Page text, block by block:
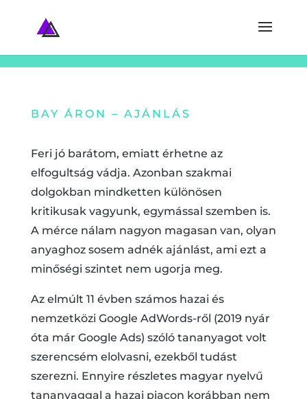
BAY ÁRON – AJÁNLÁS
Feri jó barátom, emiatt érhetne az
elfogultság vádja. Azonban szakmai
dolgokban mindketten különösen
kritikusak vagyunk, egymással szemben is.
A mérce nálam nagyon magasan van, olyan
anyaghoz sosem adnék ajánlást, ami ezt a
minőségi szintet nem ugorja meg.
Az elmúlt 11 évben számos hazai és
nemzetközi Google AdWords-ről (2019 nyár
óta már Google Ads) szóló tananyagot volt
szerencsém elolvasni, ezekből tudást
szerezni. Ennyire részletes magyar nyelvű
tananyaggal a hazai piacon korábban nem